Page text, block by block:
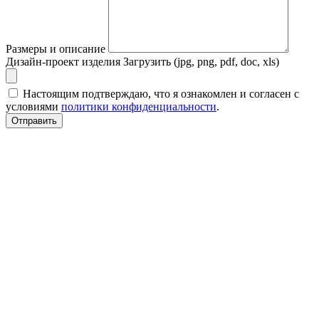
Размеры и описание
Дизайн-проект изделия Загрузить (jpg, png, pdf, doc, xls)
Настоящим подтверждаю, что я ознакомлен и согласен с
условиями политики конфиденциальности.
Отправить